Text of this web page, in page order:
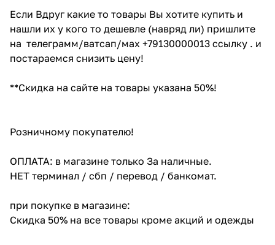
Если Вдруг какие то товары Вы хотите купить и
нашли их у кого то дешевле (навряд ли) пришлите
на телеграмм/ватсап/мах +79130000013 ссылку . и
постараемся снизить цену!
**Скидка на сайте на товары указана 50%!
Розничному покупателю!
ОПЛАТА: в магазине только За наличные.
НЕТ терминал / сбп / перевод / банкомат.
при покупке в магазине:
Скидка 50% на все товары кроме акций и одежды